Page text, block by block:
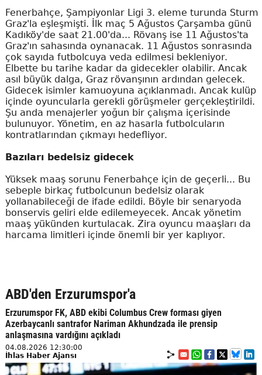
Fenerbahçe, Şampiyonlar Ligi 3. eleme turunda Sturm
Graz'la eşleşmişti. İlk maç 5 Ağustos Çarşamba günü
Kadıköy'de saat 21.00'da... Rövanş ise 11 Ağustos'ta
Graz'ın sahasında oynanacak. 11 Ağustos sonrasında
çok sayıda futbolcuya veda edilmesi bekleniyor.
Elbette bu tarihe kadar da gidecekler olabilir. Ancak
asıl büyük dalga, Graz rövanşının ardından gelecek.
Gidecek isimler kamuoyuna açıklanmadı. Ancak kulüp
içinde oyuncularla gerekli görüşmeler gerçekleştirildi.
Şu anda menajerler yoğun bir çalışma içerisinde
bulunuyor. Yönetim, en az hasarla futbolcuların
kontratlarından çıkmayı hedefliyor.
Bazıları bedelsiz gidecek
Yüksek maaş sorunu Fenerbahçe için de geçerli... Bu
sebeple birkaç futbolcunun bedelsiz olarak
yollanabileceği de ifade edildi. Böyle bir senaryoda
bonservis geliri elde edilemeyecek. Ancak yönetim
maaş yükünden kurtulacak. Zira oyuncu maaşları da
harcama limitleri içinde önemli bir yer kaplıyor.
ABD'den Erzurumspor'a
Erzurumspor FK, ABD ekibi Columbus Crew forması giyen
Azerbaycanlı santrafor Nariman Akhundzada ile prensip
anlaşmasına vardığını açıkladı
04.08.2026 12:30:00
İhlas Haber Ajansı